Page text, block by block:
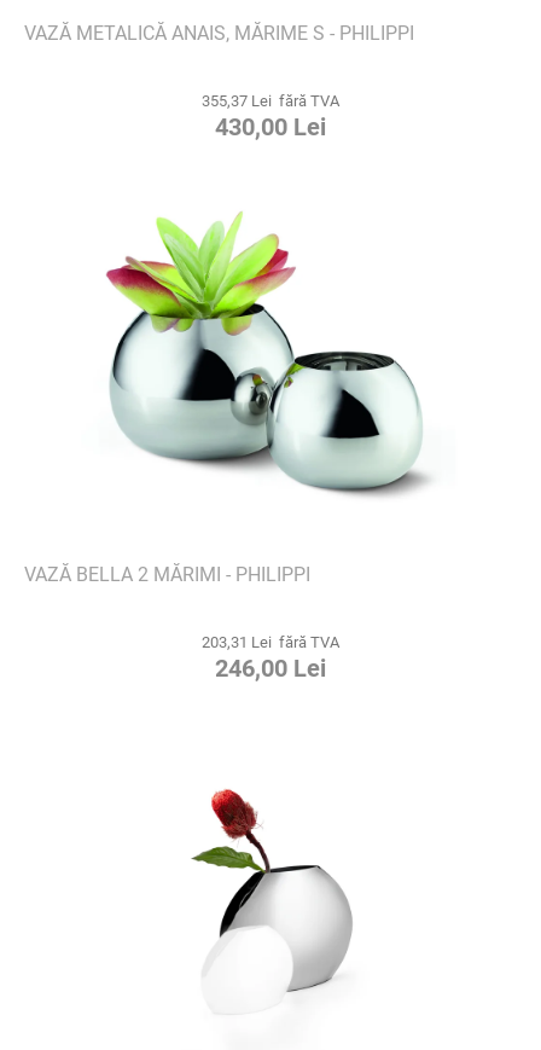
VAZĂ METALICĂ ANAIS, MĂRIME S - PHILIPPI
355,37 Lei fără TVA
430,00 Lei
VAZĂ BELLA 2 MĂRIMI - PHILIPPI
203,31 Lei fără TVA
246,00 Lei